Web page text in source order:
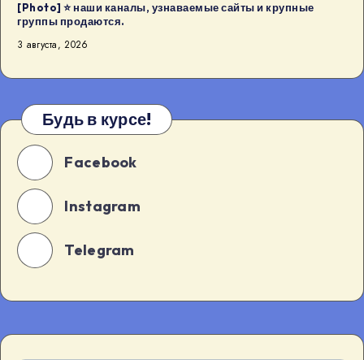
[Photo] ⭐️ наши каналы, узнаваемые сайты и крупные
группы продаются.
3 августа, 2026
Будь в курсе!
Facebook
Instagram
Telegram